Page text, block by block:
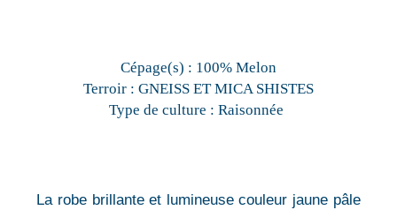
Cépage(s) : 100% Melon
Terroir : GNEISS ET MICA SHISTES
Type de culture : Raisonnée
La robe brillante et lumineuse couleur jaune pâle